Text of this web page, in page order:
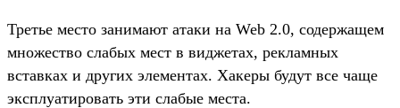
Третье место занимают атаки на Web 2.0, содержащем
множество слабых мест в виджетах, рекламных
вставках и других элементах. Хакеры будут все чаще
эксплуатировать эти слабые места.